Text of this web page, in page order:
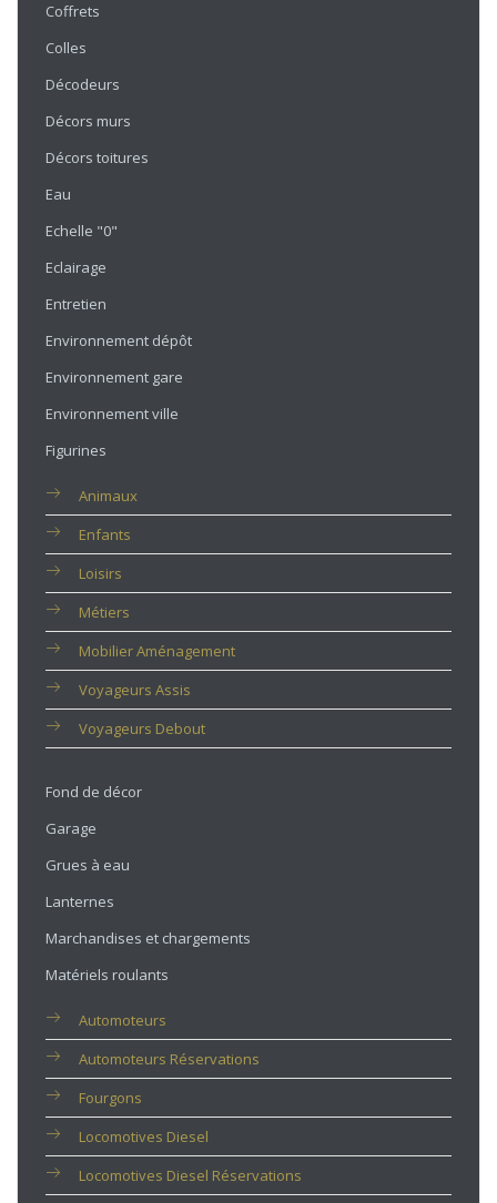
Coffrets
Colles
Décodeurs
Décors murs
Décors toitures
Eau
Echelle "0"
Eclairage
Entretien
Environnement dépôt
Environnement gare
Environnement ville
Figurines
Animaux
Enfants
Loisirs
Métiers
Mobilier Aménagement
Voyageurs Assis
Voyageurs Debout
Fond de décor
Garage
Grues à eau
Lanternes
Marchandises et chargements
Matériels roulants
Automoteurs
Automoteurs Réservations
Fourgons
Locomotives Diesel
Locomotives Diesel Réservations